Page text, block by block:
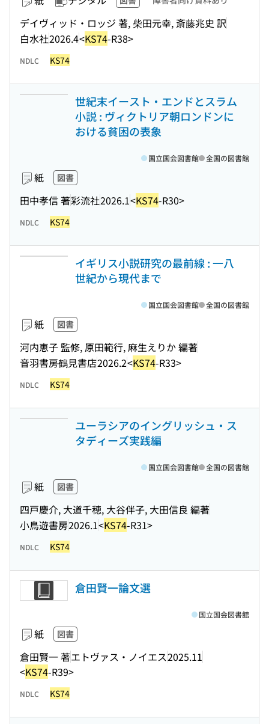
デイヴィッド・ロッジ 著, 柴田元幸, 斎藤兆史 訳
白水社2026.4<KS74-R38>
NDLC KS74
世紀末イースト・エンドとスラム
小説 : ヴィクトリア朝ロンドンに
おける貧困の表象
紙 図書
田中孝信 著彩流社2026.1<KS74-R30>
国立国会図書館 全国の図書館
NDLC KS74
イギリス小説研究の最前線 : 一八
世紀から現代まで
紙 図書
河内恵子 監修, 原田範行, 麻生えりか 編著
音羽書房鶴見書店2026.2<KS74-R33>
国立国会図書館 全国の図書館
NDLC KS74
ユーラシアのイングリッシュ・ス
タディーズ実践編
紙 図書
四戸慶介, 大道千穂, 大谷伴子, 大田信良 編著
小鳥遊書房2026.1<KS74-R31>
国立国会図書館 全国の図書館
NDLC KS74
倉田賢一論文選
紙 図書
倉田賢一 著エトヴァス・ノイエス2025.11
<KS74-R39>
国立国会図書館
NDLC KS74